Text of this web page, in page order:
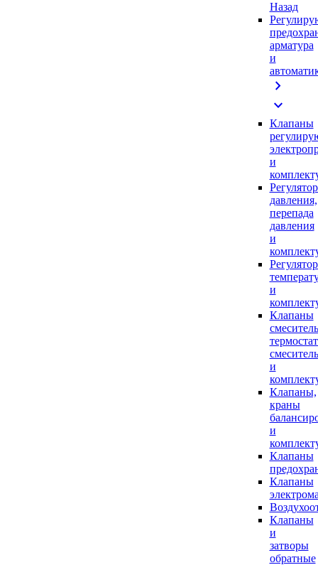
Назад
арматура
и
chevron_right
expand_more
Клапаны
и
давления,
перепада
давления
и
и
Клапаны
и
Клапаны,
краны
и
Клапаны
Клапаны
Клапаны
и
затворы
обратные